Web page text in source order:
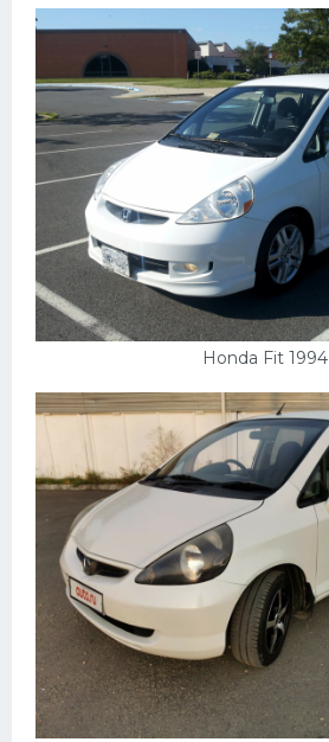
Honda Fit 1994